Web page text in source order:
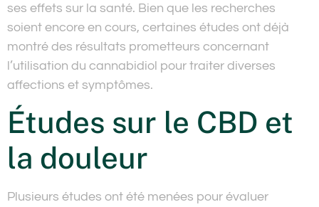
ses effets sur la santé. Bien que les recherches
soient encore en cours, certaines études ont déjà
montré des résultats prometteurs concernant
l’utilisation du cannabidiol pour traiter diverses
affections et symptômes.
Études sur le CBD et
la douleur
Plusieurs études ont été menées pour évaluer